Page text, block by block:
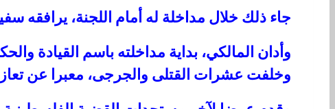
جاء ذلك خلال مداخلة له أمام اللجنة، يرافقه
وأدان المالكي، بداية مداخلته باسم القيادة
وخلفت عشرات القتلى والجرجى، معبرا عن